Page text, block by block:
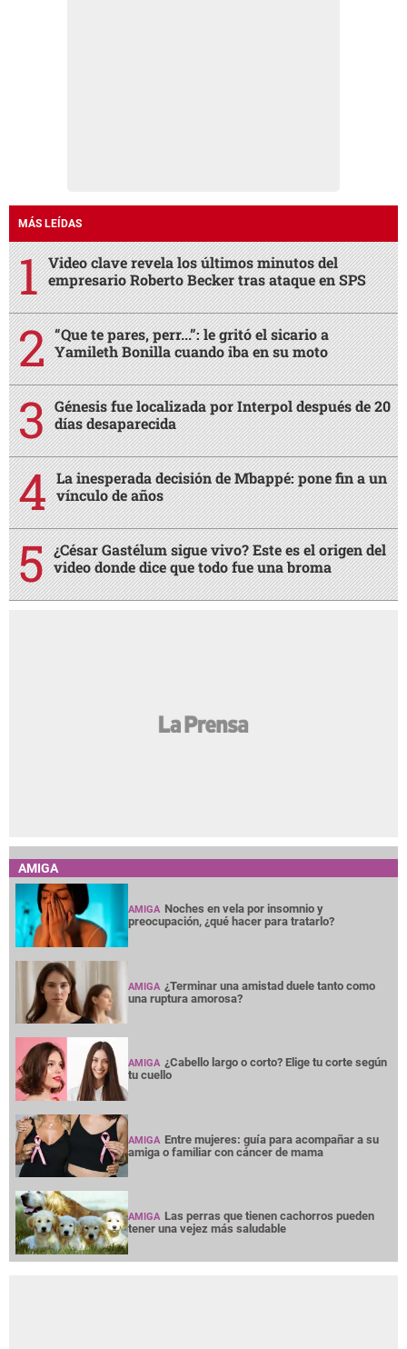
MÁS LEÍDAS
Video clave revela los últimos minutos del
empresario Roberto Becker tras ataque en SPS
“Que te pares, perr...”: le gritó el sicario a
Yamileth Bonilla cuando iba en su moto
Génesis fue localizada por Interpol después de 20
días desaparecida
La inesperada decisión de Mbappé: pone fin a un
vínculo de años
¿César Gastélum sigue vivo? Este es el origen del
video donde dice que todo fue una broma
AMIGA
AMIGA Noches en vela por insomnio y
preocupación, ¿qué hacer para tratarlo?
AMIGA ¿Terminar una amistad duele tanto como
una ruptura amorosa?
AMIGA ¿Cabello largo o corto? Elige tu corte según
tu cuello
AMIGA Entre mujeres: guía para acompañar a su
amiga o familiar con cáncer de mama
AMIGA Las perras que tienen cachorros pueden
tener una vejez más saludable